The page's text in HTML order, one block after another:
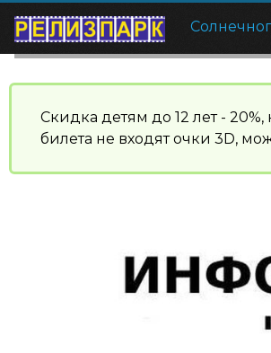
Скидка детям до 12 лет -
билета не входят очки 3D,